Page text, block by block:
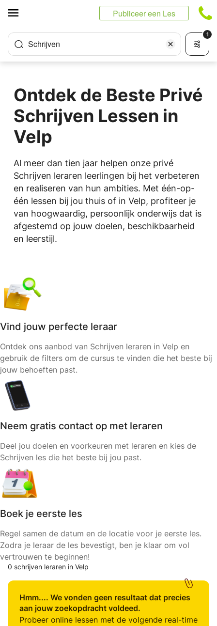
Publiceer een Les
Schrijven
1
Ontdek de Beste Privé
Schrijven Lessen in
Velp
Al meer dan tien jaar helpen onze privé
Schrijven leraren leerlingen bij het verbeteren
en realiseren van hun ambities. Met één-op-
één lessen bij jou thuis of in Velp, profiteer je
van hoogwaardig, persoonlijk onderwijs dat is
afgestemd op jouw doelen, beschikbaarheid
en leerstijl.
Vind jouw perfecte leraar
Ontdek ons aanbod van Schrijven leraren in Velp en
gebruik de filters om de cursus te vinden die het beste bij
jouw behoeften past.
Neem gratis contact op met leraren
Deel jou doelen en voorkeuren met leraren en kies de
Schrijven les die het beste bij jou past.
Boek je eerste les
Regel samen de datum en de locatie voor je eerste les.
Zodra je leraar de les bevestigt, ben je klaar om vol
vertrouwen te beginnen!
0 schrijven leraren in Velp
Hmm.... We vonden geen resultaat dat precies
aan jouw zoekopdracht voldeed.
Probeer online lessen met de volgende real-time